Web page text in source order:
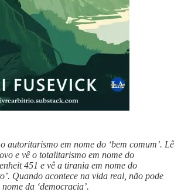
autoritarismo em nome do ‘bem comum’. Lê
e vê o totalitarismo em nome do
451 e vê a tirania em nome do
Quando acontece na vida real, não pode
da ‘democracia’.